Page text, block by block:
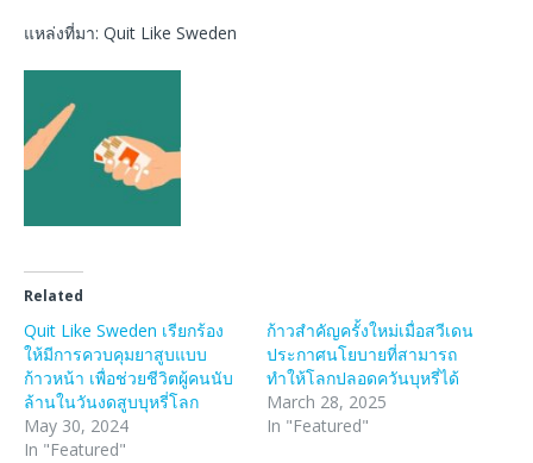
แหล่งที่มา: Quit Like Sweden
Related
Quit Like Sweden เรียกร้อง
ให้มีการควบคุมยาสูบแบบ
ก้าวหน้า เพื่อช่วยชีวิตผู้คนนับ
ล้านในวันงดสูบบุหรี่โลก
May 30, 2024
In "Featured"
ก้าวสำคัญครั้งใหม่เมื่อสวีเดน
ประกาศนโยบายที่สามารถ
ทำให้โลกปลอดควันบุหรี่ได้
March 28, 2025
In "Featured"